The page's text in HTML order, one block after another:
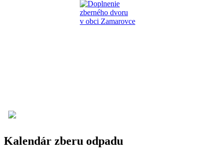
Kalendár zberu odpadu